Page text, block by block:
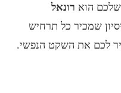
רונאל
שמכיר כל תרחיש
את השקט הנפשי.